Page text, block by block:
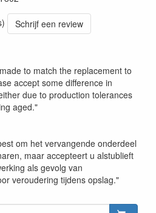
Schrijf een review
to match the replacement to
accept some difference in
due to production tolerances
aged."
om het vervangende onderdeel
maar accepteert u alstublieft
als gevolg van
veroudering tijdens opslag."